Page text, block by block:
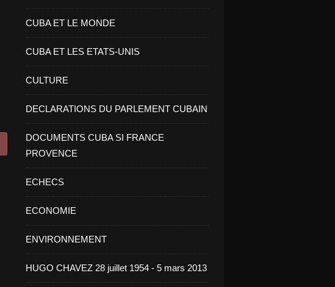
CUBA ET LE MONDE
CUBA ET LES ETATS-UNIS
CULTURE
DECLARATIONS DU PARLEMENT CUBAIN
DOCUMENTS CUBA SI FRANCE
PROVENCE
ECHECS
ECONOMIE
ENVIRONNEMENT
HUGO CHAVEZ 28 juillet 1954 - 5 mars 2013